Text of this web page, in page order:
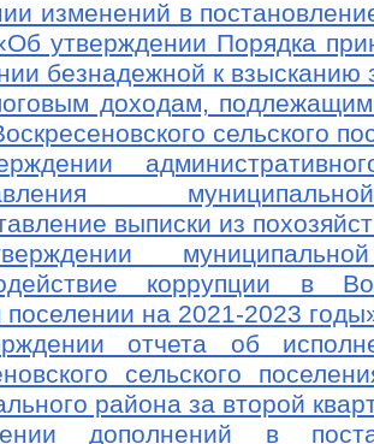
изменений в
утверждении Порядка
безнадежной к взысканию
доходам,
сельского
выписки из
коррупции в
поселении на 2021-2023
отчета об
сельского
района за второй
дополнений в